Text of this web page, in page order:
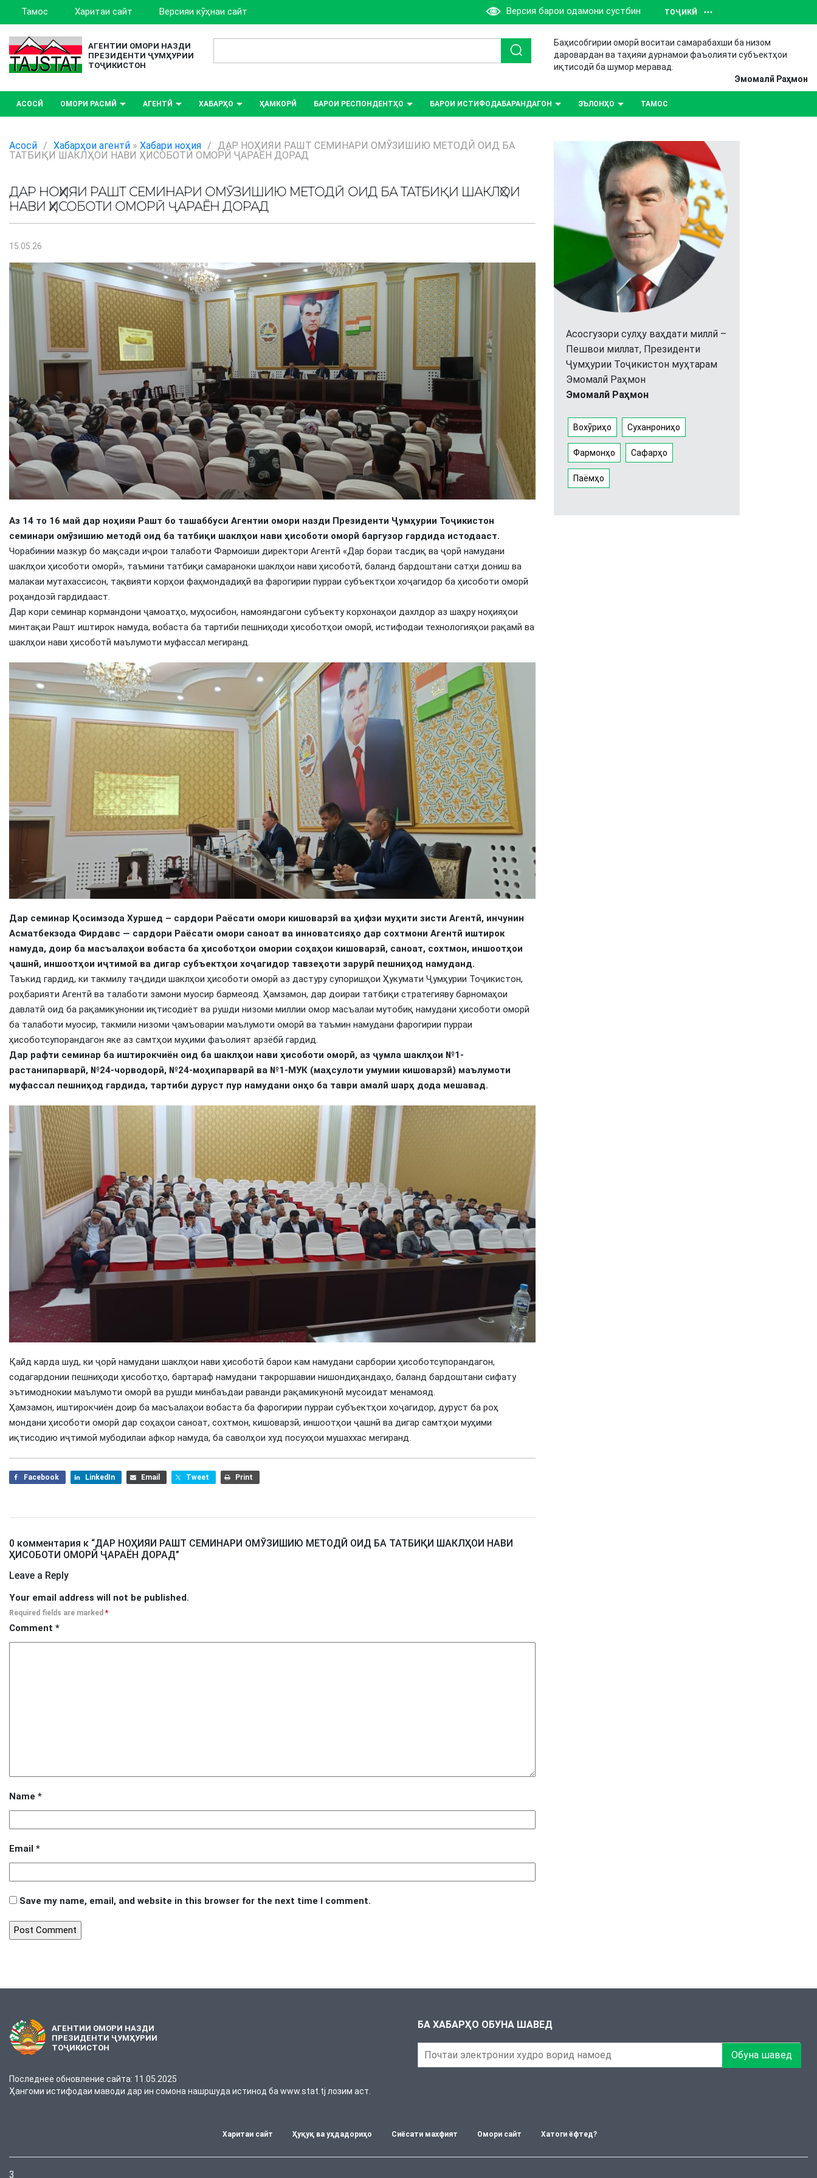
Тамос Харитаи сайт Версияи кӯҳнаи сайт Версия барои одамони сустбин ТОҶИКӢ
АГЕНТИИ ОМОРИ НАЗДИ
ПРЕЗИДЕНТИ ҶУМҲУРИИ
ТОҶИКИСТОН
Баҳисобгирии оморӣ воситаи самарабахши ба низом
даровардан ва таҳияи дурнамои фаъолияти субъектҳои
иқтисодӣ ба шумор меравад.
Эмомалӣ Раҳмон
АСОСӢ ОМОРИ РАСМӢ АГЕНТӢ ХАБАРҲО ҲАМКОРӢ БАРОИ РЕСПОНДЕНТҲО БАРОИ ИСТИФОДАБАРАНДАГОН ЭЪЛОНҲО ТАМОС
Асосӣ / Хабарҳои агентӣ » Хабари ноҳия / ДАР НОҲИЯИ РАШТ СЕМИНАРИ ОМӮЗИШИЮ МЕТОДӢ ОИД БА
ТАТБИҚИ ШАКЛҲОИ НАВИ ҲИСОБОТИ ОМОРӢ ҶАРАЁН ДОРАД
ДАР НОҲИЯИ РАШТ СЕМИНАРИ ОМӮЗИШИЮ МЕТОДӢ ОИД БА ТАТБИҚИ ШАКЛҲОИ
НАВИ ҲИСОБОТИ ОМОРӢ ҶАРАЁН ДОРАД
15.05.26
Аз 14 то 16 май дар ноҳияи Рашт бо ташаббуси Агентии омори назди Президенти Ҷумҳурии Тоҷикистон
семинари омӯзишию методӣ оид ба татбиқи шаклҳои нави ҳисоботи оморӣ баргузор гардида истодааст.
Чорабинии мазкур бо мақсади иҷрои талаботи Фармоиши директори Агентӣ «Дар бораи тасдиқ ва ҷорӣ намудани
шаклҳои ҳисоботи оморӣ», таъмини татбиқи самараноки шаклҳои нави ҳисоботӣ, баланд бардоштани сатҳи дониш ва
малакаи мутахассисон, тақвияти корҳои фаҳмондадиҳӣ ва фарогирии пурраи субъектҳои хоҷагидор ба ҳисоботи оморӣ
роҳандозӣ гардидааст.
Дар кори семинар кормандони ҷамоатҳо, муҳосибон, намояндагони субъекту корхонаҳои дахлдор аз шаҳру ноҳияҳои
минтақаи Рашт иштирок намуда, вобаста ба тартиби пешниҳоди ҳисоботҳои оморӣ, истифодаи технологияҳои рақамӣ ва
шаклҳои нави ҳисоботӣ маълумоти муфассал мегиранд.
Дар семинар Қосимзода Хуршед – сардори Раёсати омори кишоварзӣ ва ҳифзи муҳити зисти Агентӣ, инчунин
Асматбекзода Фирдавс — сардори Раёсати омори саноат ва инноватсияҳо дар сохтмони Агентӣ иштирок
намуда, доир ба масъалаҳои вобаста ба ҳисоботҳои омории соҳаҳои кишоварзӣ, саноат, сохтмон, иншоотҳои
ҷашнӣ, иншоотҳои иҷтимоӣ ва дигар субъектҳои хоҷагидор тавзеҳоти зарурӣ пешниҳод намуданд.
Таъкид гардид, ки такмилу таҷдиди шаклҳои ҳисоботи оморӣ аз дастуру супоришҳои Ҳукумати Ҷумҳурии Тоҷикистон,
роҳбарияти Агентӣ ва талаботи замони муосир бармеояд. Ҳамзамон, дар доираи татбиқи стратегияву барномаҳои
давлатӣ оид ба рақамикунонии иқтисодиёт ва рушди низоми миллии омор масъалаи мутобиқ намудани ҳисоботи оморӣ
ба талаботи муосир, такмили низоми ҷамъоварии маълумоти оморӣ ва таъмин намудани фарогирии пурраи
ҳисоботсупорандагон яке аз самтҳои муҳими фаъолият арзёбӣ гардид.
Дар рафти семинар ба иштирокчиён оид ба шаклҳои нави ҳисоботи оморӣ, аз ҷумла шаклҳои №1-
растанипарварӣ, №24-чорводорӣ, №24-моҳипарварӣ ва №1-МУК (маҳсулоти умумии кишоварзӣ) маълумоти
муфассал пешниҳод гардида, тартиби дуруст пур намудани онҳо ба таври амалӣ шарҳ дода мешавад.
Қайд карда шуд, ки ҷорӣ намудани шаклҳои нави ҳисоботӣ барои кам намудани сарбории ҳисоботсупорандагон,
содагардонии пешниҳоди ҳисоботҳо, бартараф намудани такроршавии нишондиҳандаҳо, баланд бардоштани сифату
эътимоднокии маълумоти оморӣ ва рушди минбаъдаи раванди рақамикунонӣ мусоидат менамояд.
Ҳамзамон, иштирокчиён доир ба масъалаҳои вобаста ба фарогирии пурраи субъектҳои хоҷагидор, дуруст ба роҳ
мондани ҳисоботи оморӣ дар соҳаҳои саноат, сохтмон, кишоварзӣ, иншоотҳои ҷашнӣ ва дигар самтҳои муҳими
иқтисодию иҷтимоӣ мубодилаи афкор намуда, ба саволҳои худ посухҳои мушаххас мегиранд.
Facebook LinkedIn Email Tweet Print
0 комментария к “ДАР НОҲИЯИ РАШТ СЕМИНАРИ ОМӮЗИШИЮ МЕТОДӢ ОИД БА ТАТБИҚИ ШАКЛҲОИ НАВИ
ҲИСОБОТИ ОМОРӢ ҶАРАЁН ДОРАД”
Leave a Reply
Your email address will not be published.
Required fields are marked *
Comment *
Name *
Email *
Save my name, email, and website in this browser for the next time I comment.
Асосгузори сулҳу ваҳдати миллӣ –
Пешвои миллат, Президенти
Ҷумҳурии Тоҷикистон муҳтарам
Эмомалӣ Раҳмон
Эмомалӣ Раҳмон
Вохӯриҳо Суханрониҳо
Фармонҳо Сафарҳо
Паёмҳо
АГЕНТИИ ОМОРИ НАЗДИ
ПРЕЗИДЕНТИ ҶУМҲУРИИ
ТОҶИКИСТОН
Последнее обновление сайта: 11.05.2025
Ҳангоми истифодаи маводи дар ин сомона нашршуда истинод ба www.stat.tj лозим аст.
БА ХАБАРҲО ОБУНА ШАВЕД
Обуна шавед
Харитаи сайт Ҳуқуқ ва уҳдадориҳо Сиёсати махфият Омори сайт Хатоги ёфтед?
3